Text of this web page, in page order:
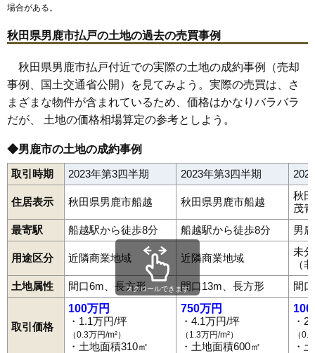
場合がある。
秋田県男鹿市払戸の土地の過去の売買事例
秋田県男鹿市払戸付近での実際の土地の成約事例（売却
事例、国土交通省公開）を見てみよう。実際の売買は、さ
まざまな物件が含まれているため、価格はかなりバラバラ
だが、 土地の価格相場算定の参考としよう。
◆男鹿市の土地の成約事例
取引時期 2023年第3四半期 2023年第3四半期
住居表示 秋田県男鹿市船越 秋田県男鹿市船越
秋
茂
最寄駅
船越駅から徒歩8分 船越駅から徒歩8分 男
用途区分 近隣商業地域 近隣商業地域
未
（
土地属性
間口6m、長方形 間口13m、長方形 間
取引価格
100万円
・1.1万円/坪
（0.3万円/m²）
・土地面積310㎡
750万円
・4.1万円/坪
（1.3万円/m²）
・土地面積600㎡
100
・
（
・
スクロールできます